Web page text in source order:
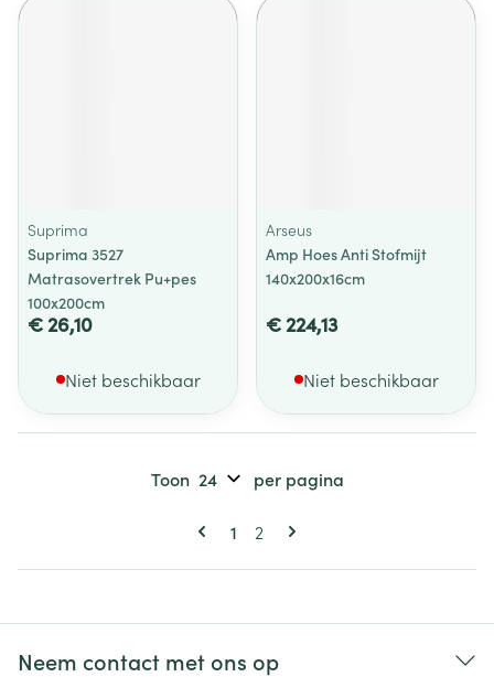
Suprima
Suprima 3527
Matrasovertrek Pu+pes
100x200cm
€ 26,10
Niet beschikbaar
Arseus
Amp Hoes Anti Stofmijt
140x200x16cm
€ 224,13
Niet beschikbaar
Pagina's
U lees momenteel pagina
1 Pagina
2
Toon per pagina
Neem contact met ons op